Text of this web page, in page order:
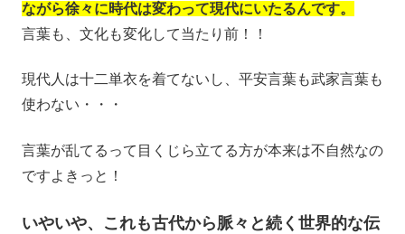
ながら徐々に時代は変わって現代にいたるんです。
言葉も、文化も変化して当たり前！！
現代人は十二単衣を着てないし、平安言葉も武家言葉も
使わない・・・
言葉が乱てるって目くじら立てる方が本来は不自然なの
ですよきっと！
いやいや、これも古代から脈々と続く世界的な伝